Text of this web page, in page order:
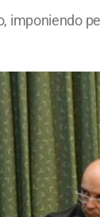
imponiendo